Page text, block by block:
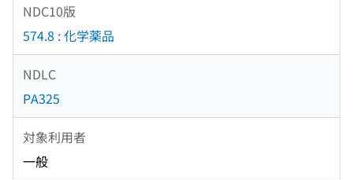
NDC10版
574.8 : 化学薬品
NDLC
PA325
対象利用者
一般